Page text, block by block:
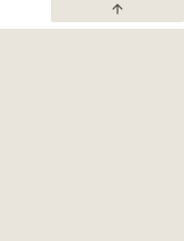
arrow_upward